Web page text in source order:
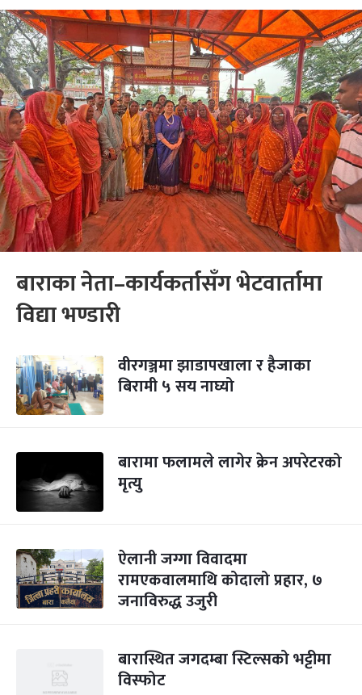
बाराका नेता–कार्यकर्तासँग भेटवार्तामा
विद्या भण्डारी
वीरगञ्जमा झाडापखाला र हैजाका
बिरामी ५ सय नाघ्यो
बारामा फलामले लागेर क्रेन अपरेटरको
मृत्यु
ऐलानी जग्गा विवादमा
रामएकवालमाथि कोदालो प्रहार, ७
जनाविरुद्ध उजुरी
बारास्थित जगदम्बा स्टिल्सको भट्टीमा
विस्फोट